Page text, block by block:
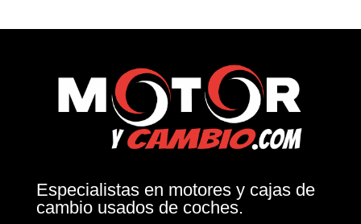
Especialistas en motores y cajas de
cambio usados de coches.